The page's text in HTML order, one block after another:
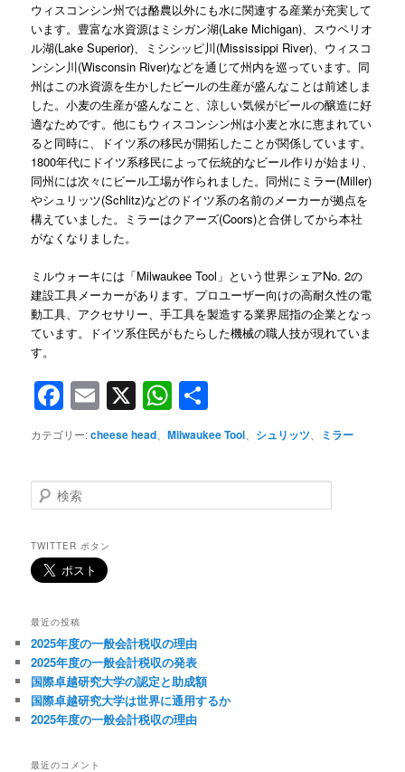
ウィスコンシン州では酪農以外にも水に関連する産業が充実して
います。豊富な水資源はミシガン湖(Lake Michigan)、スウペリオ
ル湖(Lake Superior)、ミシシッピ川(Mississippi River)、ウィスコ
ンシン川(Wisconsin River)などを通じて州内を巡っています。同
州はこの水資源を生かしたビールの生産が盛んなことは前述しま
した。小麦の生産が盛んなこと、涼しい気候がビールの醸造に好
適なためです。他にもウィスコンシン州は小麦と水に恵まれてい
ると同時に、ドイツ系の移民が開拓したことが関係しています。
1800年代にドイツ系移民によって伝統的なビール作りが始まり、
同州には次々にビール工場が作られました。同州にミラー(Miller)
やシュリッツ(Schlitz)などのドイツ系の名前のメーカーが拠点を
構えていました。ミラーはクアーズ(Coors)と合併してから本社
がなくなりました。
ミルウォーキには「Milwaukee Tool」という世界シェアNo. 2の
建設工具メーカーがあります。プロユーザー向けの高耐久性の電
動工具、アクセサリー、手工具を製造する業界屈指の企業となっ
ています。ドイツ系住民がもたらした機械の職人技が現れていま
す。
Facebook
Email
X WhatsApp
有
カテゴリー:cheese head 、Milwaukee Tool シュリッツ ミラー
検
索
TWITTER ボタン
最近の投稿
2025年度の一般会計税収の理由
2025年度の一般会計税収の発表
国際卓越研究大学の認定と助成額
国際卓越研究大学は世界に通用するか
2025年度の一般会計税収の理由
最近のコメント